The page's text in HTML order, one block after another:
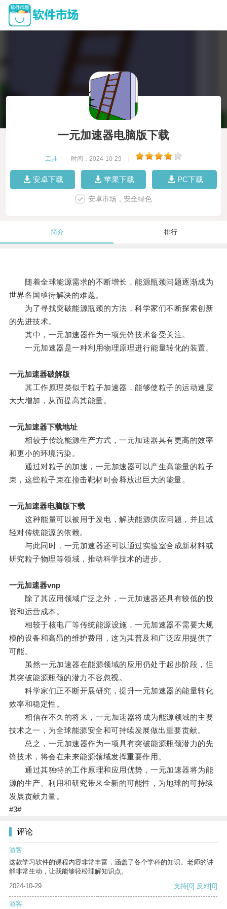
一元加速器电脑版下载
工具 时间：2024-10-29
安卓下载 苹果下载 PC下载
安卓市场，安全绿色
简介 排行
随着全球能源需求的不断增长，能源瓶颈问题逐渐成为
世界各国亟待解决的难题。
为了寻找突破能源瓶颈的方法，科学家们不断探索创新
的先进技术。
其中，一元加速器作为一项先锋技术备受关注。
一元加速器是一种利用物理原理进行能量转化的装置。
一元加速器破解版
其工作原理类似于粒子加速器，能够使粒子的运动速度
大大增加，从而提高其能量。
一元加速器下载地址
相较于传统能源生产方式，一元加速器具有更高的效率
和更小的环境污染。
通过对粒子的加速，一元加速器可以产生高能量的粒子
束，这些粒子束在撞击靶材时会释放出巨大的能量。
一元加速器电脑版下载
这种能量可以被用于发电，解决能源供应问题，并且减
轻对传统能源的依赖。
与此同时，一元加速器还可以通过实验室合成新材料或
研究粒子物理等领域，推动科学技术的进步。
一元加速器vnp
除了其应用领域广泛之外，一元加速器还具有较低的投
资和运营成本。
相较于核电厂等传统能源设施，一元加速器不需要大规
模的设备和高昂的维护费用，这为其普及和广泛应用提供了
可能。
虽然一元加速器在能源领域的应用仍处于起步阶段，但
其突破能源瓶颈的潜力不容忽视。
科学家们正不断开展研究，提升一元加速器的能量转化
效率和稳定性。
相信在不久的将来，一元加速器将成为能源领域的主要
技术之一，为全球能源安全和可持续发展做出重要贡献。
总之，一元加速器作为一项具有突破能源瓶颈潜力的先
锋技术，将会在未来能源领域发挥重要作用。
通过其独特的工作原理和应用优势，一元加速器将为能
源的生产、利用和研究带来全新的可能性，为地球的可持续
发展贡献力量。
#3#
评论
游客
这款学习软件的课程内容非常丰富，涵盖了各个学科的知识。老师的讲
解非常生动，让我能够轻松理解知识点。
2024-10-29
支持[0] 反对[0]
游客